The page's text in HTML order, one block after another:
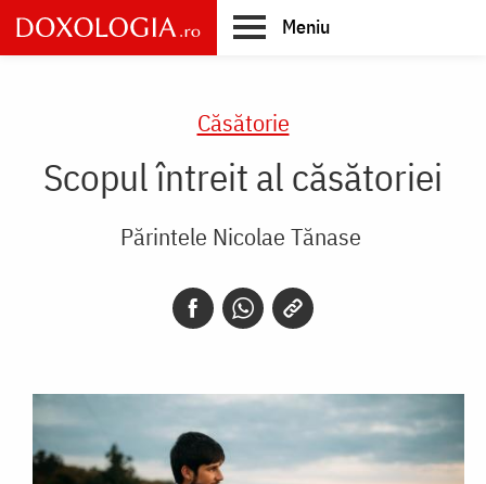
Skip
to
main
Meniu
Căsătorie
Scopul întreit al căsătoriei
Părintele Nicolae Tănase